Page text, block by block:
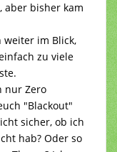
aber bisher kam
weiter im Blick,
zu viele
nur Zero
"Blackout"
sicher, ob ich
hab? Oder so